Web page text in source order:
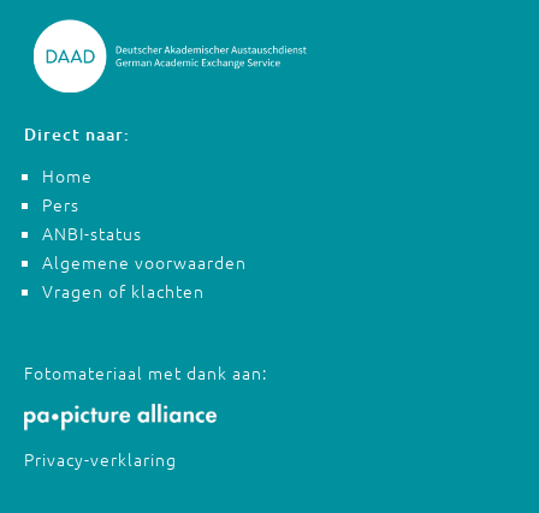
Direct naar:
Home
Pers
ANBI-status
Algemene voorwaarden
Vragen of klachten
Fotomateriaal met dank aan:
Privacy-verklaring